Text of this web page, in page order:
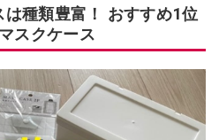
種類豊富！ おすすめ1位
スクケース